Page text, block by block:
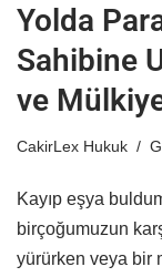
Yolda
Sahibine
ve
CakirLex Hukuk
Kayıp eşya
birçoğumuzun
yürürken veya bir